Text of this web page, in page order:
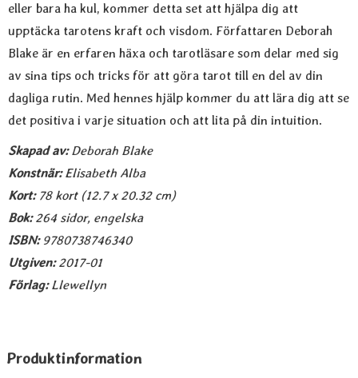
eller bara ha kul, kommer detta set att hjälpa dig att
upptäcka tarotens kraft och visdom. Författaren Deborah
Blake är en erfaren häxa och tarotläsare som delar med sig
av sina tips och tricks för att göra tarot till en del av din
dagliga rutin. Med hennes hjälp kommer du att lära dig att se
det positiva i varje situation och att lita på din intuition.
Skapad av:Deborah Blake
Konstnär:Elisabeth Alba
Kort:78 kort (12.7 x 20.32 cm)
Bok:264 sidor, engelska
ISBN:9780738746340
Utgiven:2017-01
Förlag:Llewellyn
Produktinformation